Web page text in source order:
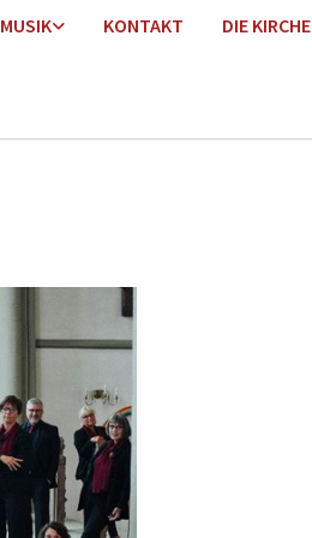
MUSIK KONTAKT DIE KIRCHE